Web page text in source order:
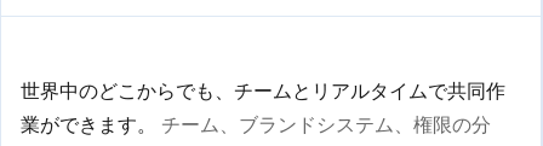
世界中のどこからでも、チームとリアルタイムで共同作
業ができます。
チーム、ブランドシステム、権限の分